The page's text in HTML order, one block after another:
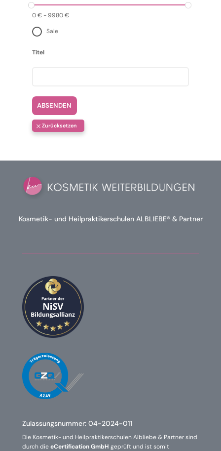
0 €-9980 €
Sale
Titel
ABSENDEN
Kosmetik- und Heilpraktikerschulen ALBLIEBE® & Partner
Zulassungsnummer: 04-2024-011
Die Kosmetik- und Heilpraktikerschulen Albliebe & Partner sind
durch dieeCertification GmbH geprüft und ist somit